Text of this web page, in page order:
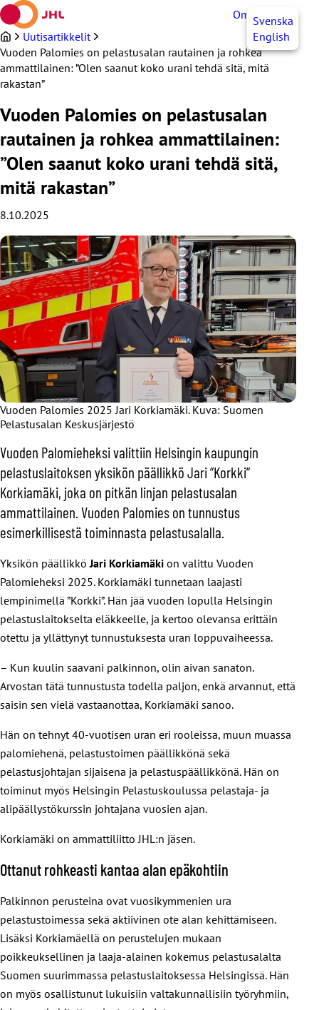
Siirry
sisältöön
OmaJHLSvenska
English
Uutisartikkelit
Vuoden Palomies on pelastusalan rautainen ja rohkea
ammattilainen: ”Olen saanut koko urani tehdä sitä, mitä
rakastan”
Vuoden Palomies on pelastusalan
rautainen ja rohkea ammattilainen:
”Olen saanut koko urani tehdä sitä,
mitä rakastan”
8.10.2025
Vuoden Palomies 2025 Jari Korkiamäki. Kuva: Suomen
Pelastusalan Keskusjärjestö
Vuoden Palomieheksi valittiin Helsingin kaupungin
pelastuslaitoksen yksikön päällikkö Jari ”Korkki”
Korkiamäki, joka on pitkän linjan pelastusalan
ammattilainen. Vuoden Palomies on tunnustus
esimerkillisestä toiminnasta pelastusalalla.
Yksikön päällikkö Jari Korkiamäki on valittu Vuoden
Palomieheksi 2025. Korkiamäki tunnetaan laajasti
lempinimellä ”Korkki”. Hän jää vuoden lopulla Helsingin
pelastuslaitokselta eläkkeelle, ja kertoo olevansa erittäin
otettu ja yllättynyt tunnustuksesta uran loppuvaiheessa.
– Kun kuulin saavani palkinnon, olin aivan sanaton.
Arvostan tätä tunnustusta todella paljon, enkä arvannut, että
saisin sen vielä vastaanottaa, Korkiamäki sanoo.
Hän on tehnyt 40-vuotisen uran eri rooleissa, muun muassa
palomiehenä, pelastustoimen päällikkönä sekä
pelastusjohtajan sijaisena ja pelastuspäällikkönä. Hän on
toiminut myös Helsingin Pelastuskoulussa pelastaja- ja
alipäällystökurssin johtajana vuosien ajan.
Korkiamäki on ammattiliitto JHL:n jäsen.
Ottanut rohkeasti kantaa alan epäkohtiin
Palkinnon perusteina ovat vuosikymmenien ura
pelastustoimessa sekä aktiivinen ote alan kehittämiseen.
Lisäksi Korkiamäellä on perustelujen mukaan
poikkeuksellinen ja laaja-alainen kokemus pelastusalalta
Suomen suurimmassa pelastuslaitoksessa Helsingissä. Hän
on myös osallistunut lukuisiin valtakunnallisiin työryhmiin,